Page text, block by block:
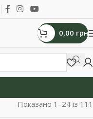
0,00 грн
Показано 1–24 із 111